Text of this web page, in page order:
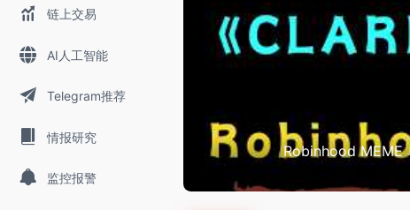
链上交易
AI人工智能
Telegram推荐
情报研究
监控报警
CLARITY Act 即将引爆加
开始？
无